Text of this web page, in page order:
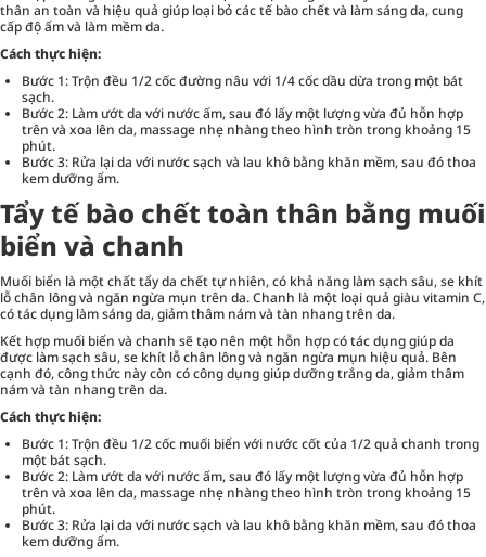
thân an toàn và hiệu quả giúp loại bỏ các tế bào chết và làm sáng da, cung
cấp độ ẩm và làm mềm da.
Cách thực hiện:
Bước 1: Trộn đều 1/2 cốc đường nâu với 1/4 cốc dầu dừa trong một bát
sạch.
Bước 2: Làm ướt da với nước ấm, sau đó lấy một lượng vừa đủ hỗn hợp
trên và xoa lên da, massage nhẹ nhàng theo hình tròn trong khoảng 15
phút.
Bước 3: Rửa lại da với nước sạch và lau khô bằng khăn mềm, sau đó thoa
kem dưỡng ẩm.
Tẩy tế bào chết toàn thân bằng muối
biển và chanh
Muối biển là một chất tẩy da chết tự nhiên, có khả năng làm sạch sâu, se khít
lỗ chân lông và ngăn ngừa mụn trên da. Chanh là một loại quả giàu vitamin C,
có tác dụng làm sáng da, giảm thâm nám và tàn nhang trên da.
Kết hợp muối biển và chanh sẽ tạo nên một hỗn hợp có tác dụng giúp da
được làm sạch sâu, se khít lỗ chân lông và ngăn ngừa mụn hiệu quả. Bên
cạnh đó, công thức này còn có công dụng giúp dưỡng trắng da, giảm thâm
nám và tàn nhang trên da.
Cách thực hiện:
Bước 1: Trộn đều 1/2 cốc muối biển với nước cốt của 1/2 quả chanh trong
một bát sạch.
Bước 2: Làm ướt da với nước ấm, sau đó lấy một lượng vừa đủ hỗn hợp
trên và xoa lên da, massage nhẹ nhàng theo hình tròn trong khoảng 15
phút.
Bước 3: Rửa lại da với nước sạch và lau khô bằng khăn mềm, sau đó thoa
kem dưỡng ẩm.